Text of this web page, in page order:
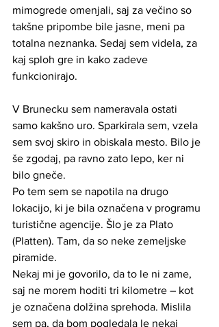
mimogrede omenjali, saj za večino so
takšne pripombe bile jasne, meni pa
totalna neznanka. Sedaj sem videla, za
kaj sploh gre in kako zadeve
funkcionirajo.
V Brunecku sem nameravala ostati
samo kakšno uro. Sparkirala sem, vzela
sem svoj skiro in obiskala mesto. Bilo je
še zgodaj, pa ravno zato lepo, ker ni
bilo gneče.
Po tem sem se napotila na drugo
lokacijo, ki je bila označena v programu
turistične agencije. Šlo je za Plato
(Platten). Tam, da so neke zemeljske
piramide.
Nekaj mi je govorilo, da to le ni zame,
saj ne morem hoditi tri kilometre – kot
je označena dolžina sprehoda. Mislila
sem pa, da bom pogledala le nekaj